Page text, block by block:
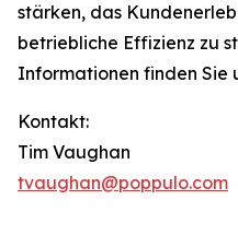
stärken, das
betriebliche Effizienz zu
Informationen finden Sie
Kontakt:
Tim Vaughan
tvaughan@poppulo.com